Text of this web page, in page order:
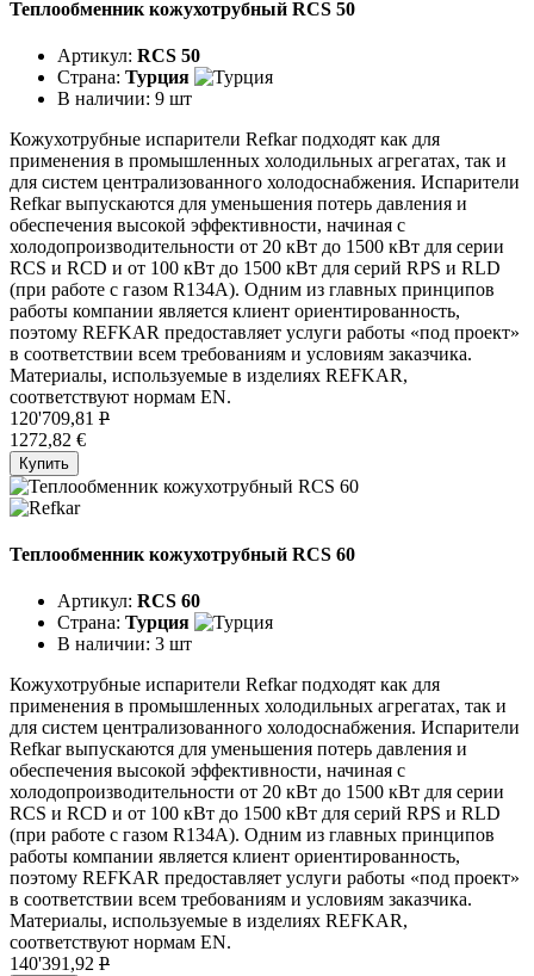
Теплообменник кожухотрубный RCS 50
Артикул: RCS 50
Страна: Турция
В наличии: 9 шт
Кожухотрубные испарители Refkar подходят как для
применения в промышленных холодильных агрегатах, так и
для систем централизованного холодоснабжения. Испарители
Refkar выпускаются для уменьшения потерь давления и
обеспечения высокой эффективности, начиная с
холодопроизводительности от 20 кВт до 1500 кВт для серии
RCS и RCD и от 100 кВт до 1500 кВт для серий RPS и RLD
(при работе с газом R134A). Одним из главных принципов
работы компании является клиент ориентированность,
поэтому REFKAR предоставляет услуги работы «под проект»
в соответствии всем требованиям и условиям заказчика.
Материалы, используемые в изделиях REFKAR,
соответствуют нормам EN.
120'709,81 P
1272,82 €
Купить
Теплообменник кожухотрубный RCS 60
Артикул: RCS 60
Страна: Турция
В наличии: 3 шт
Кожухотрубные испарители Refkar подходят как для
применения в промышленных холодильных агрегатах, так и
для систем централизованного холодоснабжения. Испарители
Refkar выпускаются для уменьшения потерь давления и
обеспечения высокой эффективности, начиная с
холодопроизводительности от 20 кВт до 1500 кВт для серии
RCS и RCD и от 100 кВт до 1500 кВт для серий RPS и RLD
(при работе с газом R134A). Одним из главных принципов
работы компании является клиент ориентированность,
поэтому REFKAR предоставляет услуги работы «под проект»
в соответствии всем требованиям и условиям заказчика.
Материалы, используемые в изделиях REFKAR,
соответствуют нормам EN.
140'391,92 P